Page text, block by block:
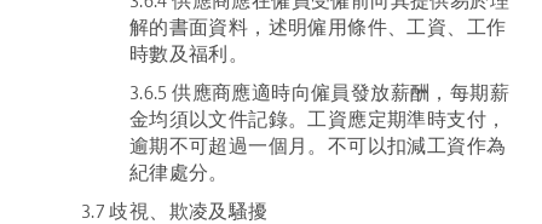
解的書面資料，述明僱用條件、工資、工作
時數及福利。
3.6.5 供應商應適時向僱員發放薪酬，每期薪
金均須以文件記錄。工資應定期準時支付，
逾期不可超過一個月。不可以扣減工資作為
紀律處分。
3.7 歧視、欺凌及騷擾